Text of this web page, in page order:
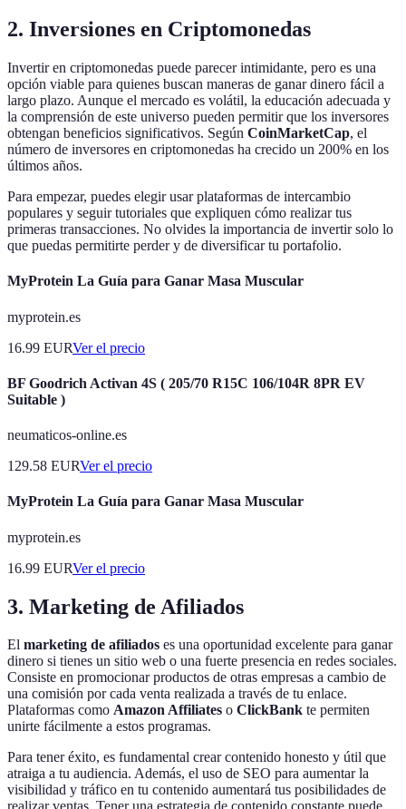
2. Inversiones en Criptomonedas
Invertir en criptomonedas puede parecer intimidante, pero es una
opción viable para quienes buscan maneras de ganar dinero fácil a
largo plazo. Aunque el mercado es volátil, la educación adecuada y
la comprensión de este universo pueden permitir que los inversores
obtengan beneficios significativos. Según CoinMarketCap, el
número de inversores en criptomonedas ha crecido un 200% en los
últimos años.
Para empezar, puedes elegir usar plataformas de intercambio
populares y seguir tutoriales que expliquen cómo realizar tus
primeras transacciones. No olvides la importancia de invertir solo lo
que puedas permitirte perder y de diversificar tu portafolio.
MyProtein La Guía para Ganar Masa Muscular
myprotein.es
16.99 EURVer el precio
BF Goodrich Activan 4S ( 205/70 R15C 106/104R 8PR EV
Suitable )
neumaticos-online.es
129.58 EURVer el precio
MyProtein La Guía para Ganar Masa Muscular
myprotein.es
16.99 EURVer el precio
3. Marketing de Afiliados
El marketing de afiliados es una oportunidad excelente para ganar
dinero si tienes un sitio web o una fuerte presencia en redes sociales.
Consiste en promocionar productos de otras empresas a cambio de
una comisión por cada venta realizada a través de tu enlace.
Plataformas como Amazon Affiliates o ClickBank te permiten
unirte fácilmente a estos programas.
Para tener éxito, es fundamental crear contenido honesto y útil que
atraiga a tu audiencia. Además, el uso de SEO para aumentar la
visibilidad y tráfico en tu contenido aumentará tus posibilidades de